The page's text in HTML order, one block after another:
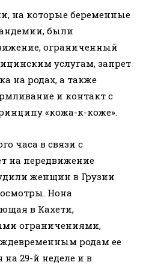
на которые беременные
были
ограниченный
услугам, запрет
на родах, а также
и контакт с
«кожа-к-коже».
часа в связи с
на передвижение
женщин в Грузии
Нона
в Кахети,
ограничениями,
родам ее
29-й неделе и в